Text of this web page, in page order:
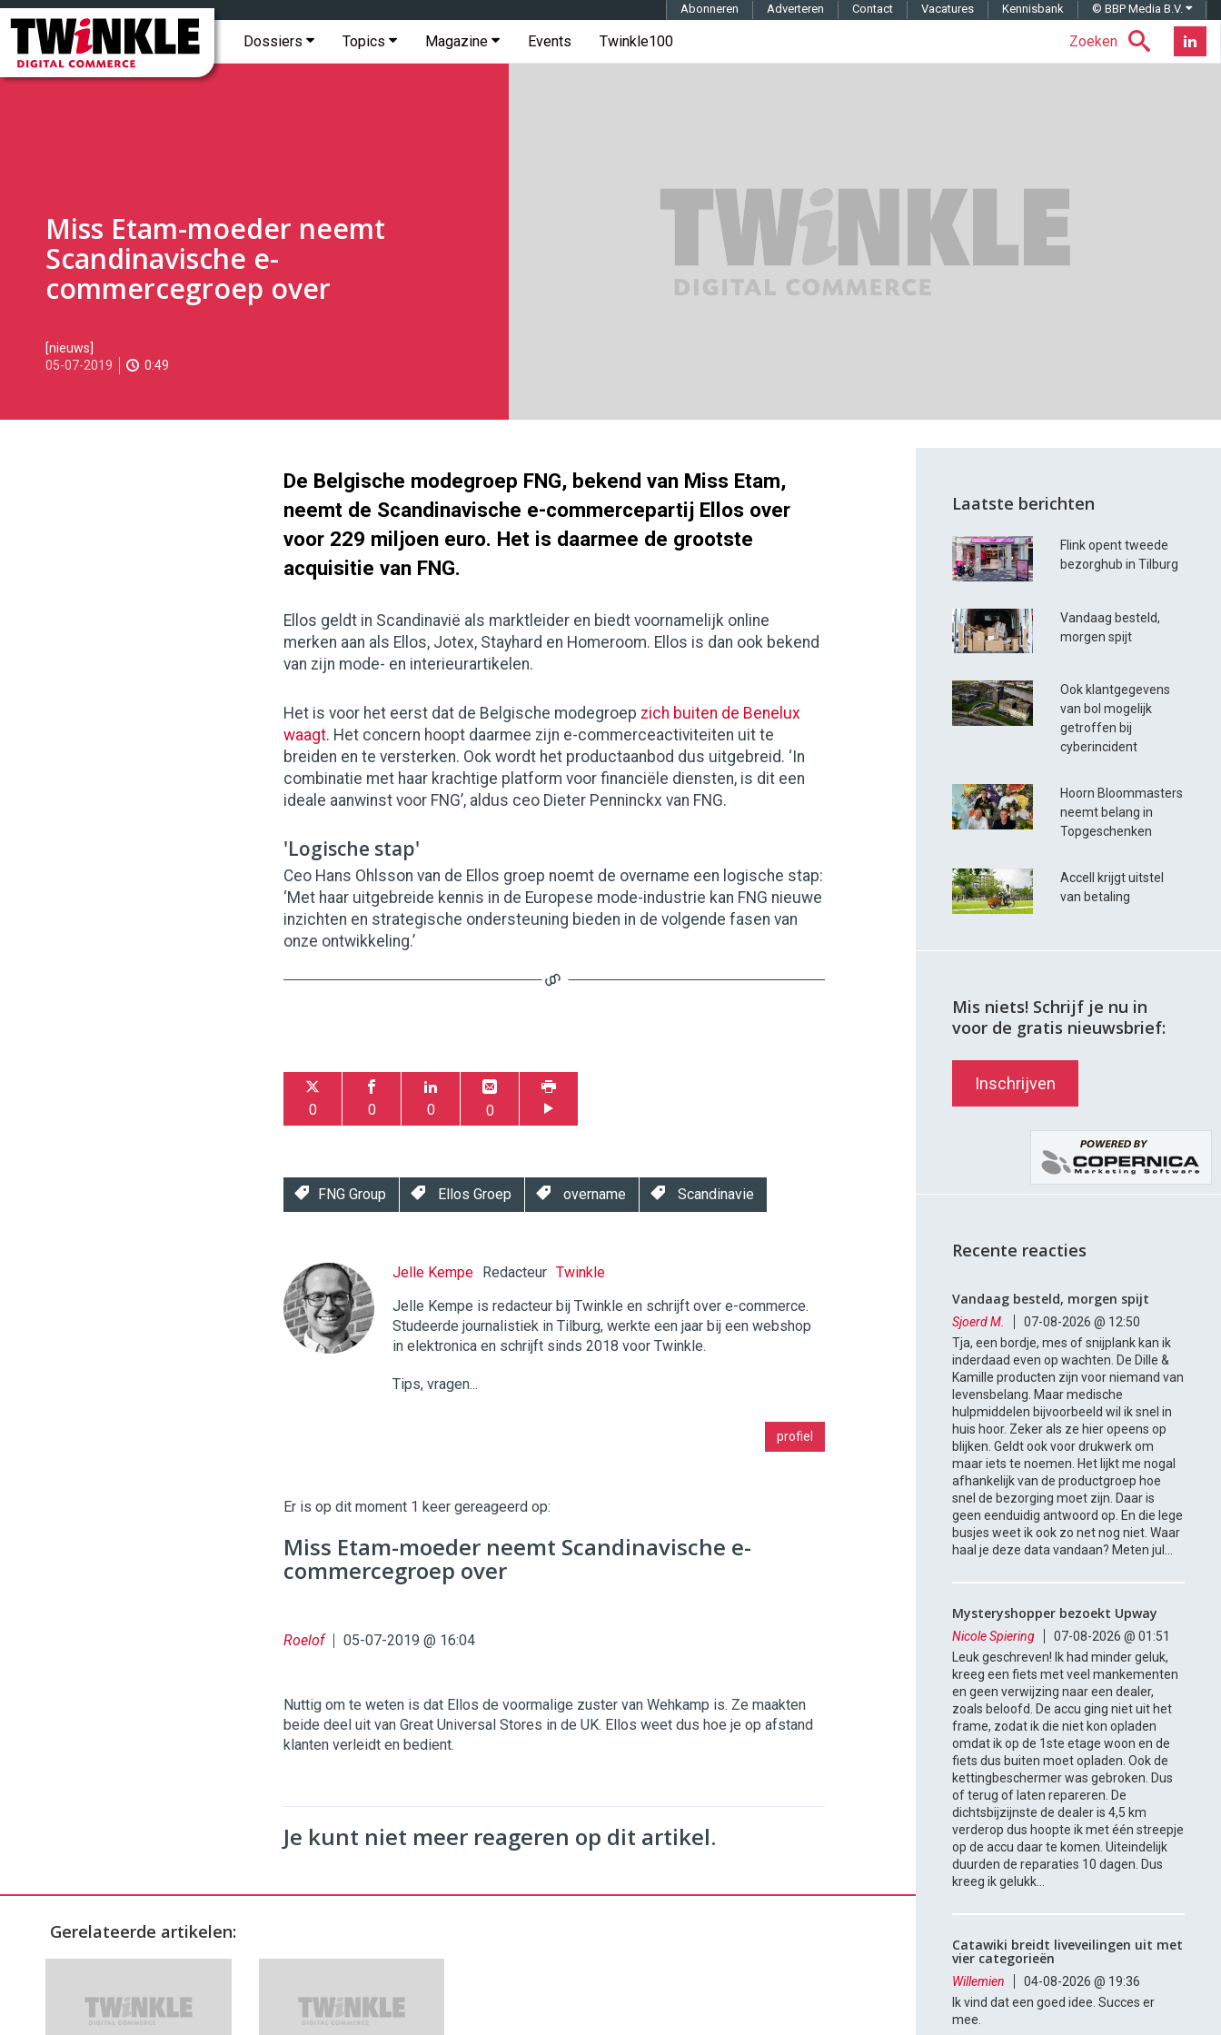
Twinkle
Digital
Commerce
Hoofdmenu Zoeken
Dossiers Topics Magazine Events Twinkle100
Topmenu Abonneren Adverteren Contact Vacatures Kennisbank © BBP Media B.V.
Miss Etam-moeder neemt
Scandinavische e-
commercegroep over
2019-
07-
07-
[nieuws]
05-07-2019
0:49
De Belgische modegroep FNG, bekend van Miss Etam,
neemt de Scandinavische e-commercepartij Ellos over
voor 229 miljoen euro. Het is daarmee de grootste
acquisitie van FNG.
Ellos geldt in Scandinavië als marktleider en biedt voornamelijk online
merken aan als Ellos, Jotex, Stayhard en Homeroom. Ellos is dan ook bekend
van zijn mode- en interieurartikelen.
Het is voor het eerst dat de Belgische modegroep zich buiten de Benelux
waagt. Het concern hoopt daarmee zijn e-commerceactiviteiten uit te
breiden en te versterken. Ook wordt het productaanbod dus uitgebreid. ‘In
combinatie met haar krachtige platform voor financiële diensten, is dit een
ideale aanwinst voor FNG’, aldus ceo Dieter Penninckx van FNG.
'Logische stap'
Ceo Hans Ohlsson van de Ellos groep noemt de overname een logische stap:
‘Met haar uitgebreide kennis in de Europese mode-industrie kan FNG nieuwe
inzichten en strategische ondersteuning bieden in de volgende fasen van
onze ontwikkeling.’
0 0 0 0
FNG Group Ellos Groep overname Scandinavie
Jelle Kempe Redacteur Twinkle
Jelle Kempe is redacteur bij Twinkle en schrijft over e-commerce.
Studeerde journalistiek in Tilburg, werkte een jaar bij een webshop
in elektronica en schrijft sinds 2018 voor Twinkle.
Tips, vragen...
profiel
Twinkle
|
Digital
Commercehttps://twinklemagazine.nl
Er is op dit moment 1 keer gereageerd op:
Miss Etam-moeder neemt Scandinavische e-
commercegroep over
Roelof 05-07-2019 @ 16:04
Nuttig om te weten is dat Ellos de voormalige zuster van Wehkamp is. Ze maakten
beide deel uit van Great Universal Stores in de UK. Ellos weet dus hoe je op afstand
klanten verleidt en bedient.
Je kunt niet meer reageren op dit artikel.
Gerelateerde artikelen:
Laatste berichten
Flink opent tweede
bezorghub in Tilburg
Vandaag besteld,
morgen spijt
Ook klantgegevens
van bol mogelijk
getroffen bij
cyberincident
Hoorn Bloommasters
neemt belang in
Topgeschenken
Accell krijgt uitstel
van betaling
Mis niets! Schrijf je nu in
voor de gratis nieuwsbrief:
Inschrijven
Recente reacties
Vandaag besteld, morgen spijt
Sjoerd M.
07-08-2026 @ 12:50
Tja, een bordje, mes of snijplank kan ik
inderdaad even op wachten. De Dille &
Kamille producten zijn voor niemand van
levensbelang. Maar medische
hulpmiddelen bijvoorbeeld wil ik snel in
huis hoor. Zeker als ze hier opeens op
blijken. Geldt ook voor drukwerk om
maar iets te noemen. Het lijkt me nogal
afhankelijk van de productgroep hoe
snel de bezorging moet zijn. Daar is
geen eenduidig antwoord op. En die lege
busjes weet ik ook zo net nog niet. Waar
haal je deze data vandaan? Meten jul...
Mysteryshopper bezoekt Upway
Nicole Spiering
07-08-2026 @ 01:51
Leuk geschreven! Ik had minder geluk,
kreeg een fiets met veel mankementen
en geen verwijzing naar een dealer,
zoals beloofd. De accu ging niet uit het
frame, zodat ik die niet kon opladen
omdat ik op de 1ste etage woon en de
fiets dus buiten moet opladen. Ook de
kettingbeschermer was gebroken. Dus
of terug of laten repareren. De
dichtsbijzijnste de dealer is 4,5 km
verderop dus hoopte ik met één streepje
op de accu daar te komen. Uiteindelijk
duurden de reparaties 10 dagen. Dus
kreeg ik gelukk...
Catawiki breidt liveveilingen uit met
vier categorieën
Willemien
04-08-2026 @ 19:36
Ik vind dat een goed idee. Succes er
mee.